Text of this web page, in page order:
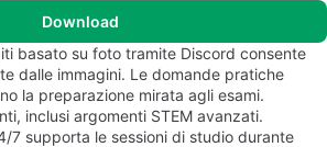
Download
basato su foto tramite Discord consente
dalle immagini. Le domande pratiche
la preparazione mirata agli esami.
inclusi argomenti STEM avanzati.
7 supporta le sessioni di studio durante